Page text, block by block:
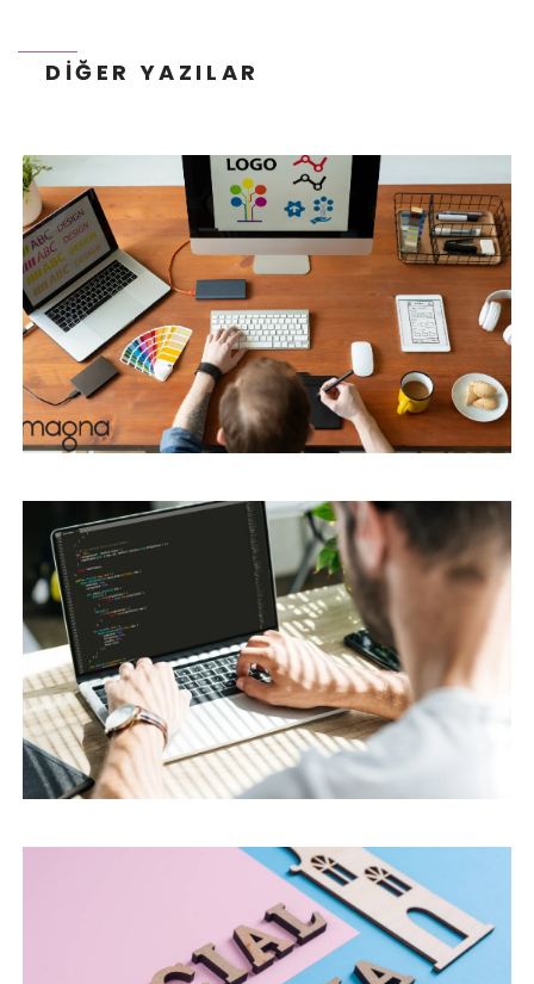
DIĞER YAZILAR
WEB SITESI TASARIM İPUÇLARI
FACEBOOK ERIŞIMINIZI EN ÜST DÜZEYE
ÇIKARMAK İÇIN 5 İPUCU